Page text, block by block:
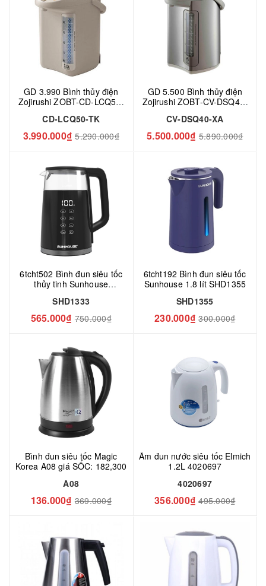
GD 3.990 Bình thủy điện
Zojirushi ZOBT-CD-LCQ50-
CD-LCQ50-TK
3.990.000₫ 5.290.000₫
GD 5.500 Bình thủy điện
Zojirushi ZOBT-CV-DSQ40-
CV-DSQ40-XA
5.500.000₫ 5.890.000₫
6tcht502 Bình đun siêu tốc
thủy tinh Sunhouse
SHD1333
565.000₫ 750.000₫
6tcht192 Bình đun siêu tốc
Sunhouse 1.8 lít SHD1355
SHD1355
230.000₫ 300.000₫
Bình đun siêu tốc Magic
Korea A08 giá SỐC: 182,300
A08
136.000₫ 369.000₫
Ấm đun nước siêu tốc Elmich
1.2L 4020697
4020697
356.000₫ 495.000₫